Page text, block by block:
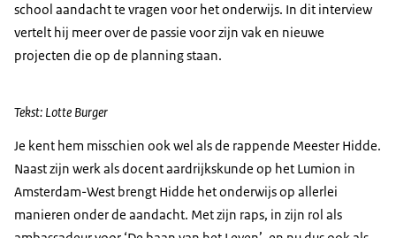
school aandacht te vragen voor het onderwijs. In dit interview
vertelt hij meer over de passie voor zijn vak en nieuwe
projecten die op de planning staan.
Tekst: Lotte Burger
Je kent hem misschien ook wel als de rappende Meester Hidde.
Naast zijn werk als docent aardrijkskunde op het Lumion in
Amsterdam-West brengt Hidde het onderwijs op allerlei
manieren onder de aandacht. Met zijn raps, in zijn rol als